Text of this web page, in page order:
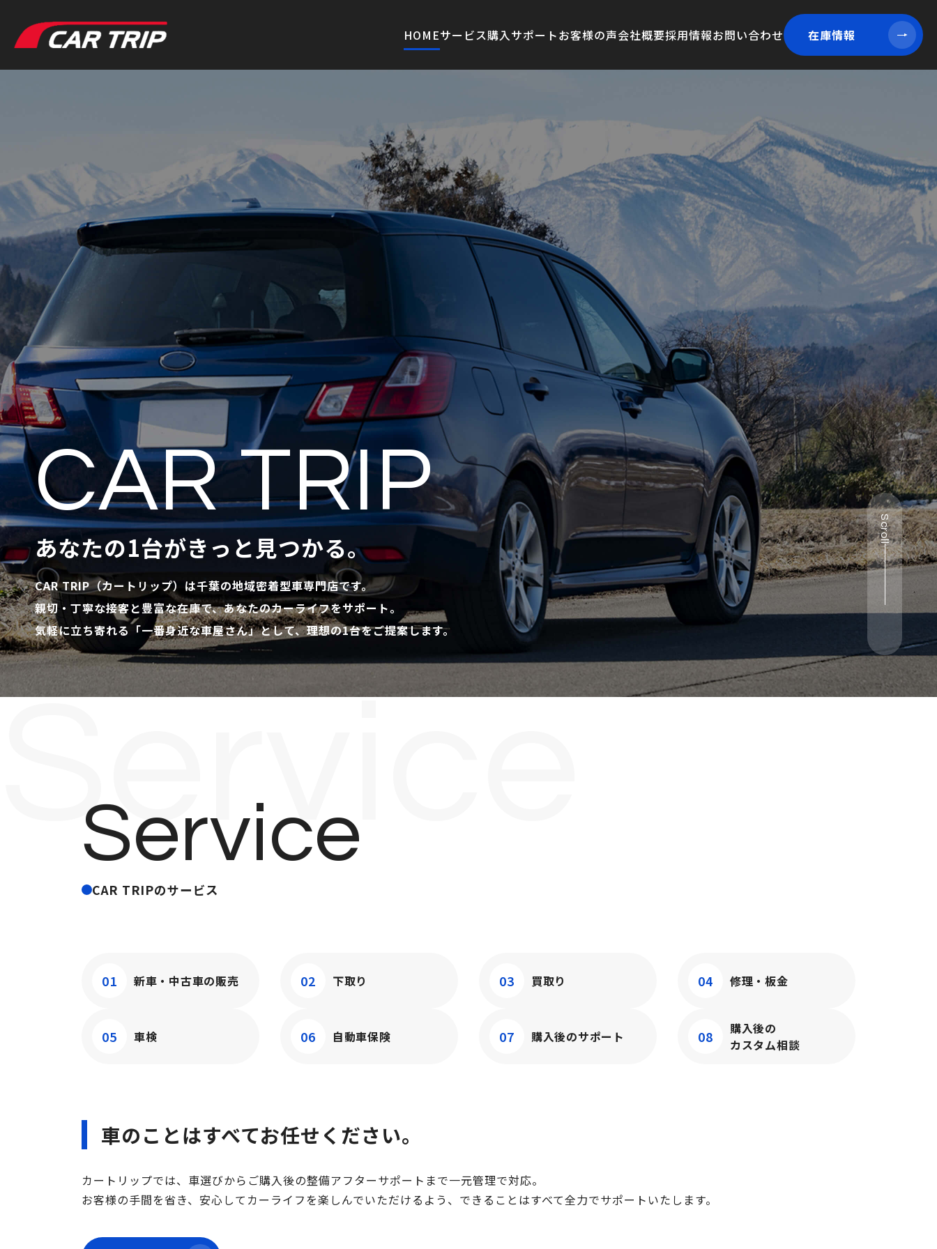
HOMEサービス購入サポートお客様の声会社概要採用情報お問い合わせ
在庫情報
在庫情報
CAR TRIP
あなたの1台がきっと見つかる。
CAR TRIP（カートリップ）は千葉の地域密着型車専門店です。
親切・丁寧な接客と豊富な在庫で、あなたのカーライフをサポート。
気軽に立ち寄れる「一番身近な車屋さん」として、理想の1台をご提案します。
Scroll
Service
Service
CAR TRIPのサービス
01 新車・中古車の販売 02 下取り 03 買取り 04 修理・板金
05 車検 06 自動車保険 07 購入後のサポート 08
購入後の
カスタム相談
車のことはすべてお任せください。
カートリップでは、車選びからご購入後の整備アフターサポートまで一元管理で対応。
お客様の手間を省き、安心してカーライフを楽しんでいただけるよう、できることはすべて全力でサポートいたします。